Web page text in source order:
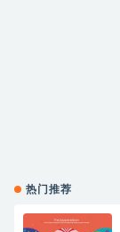
热门推荐